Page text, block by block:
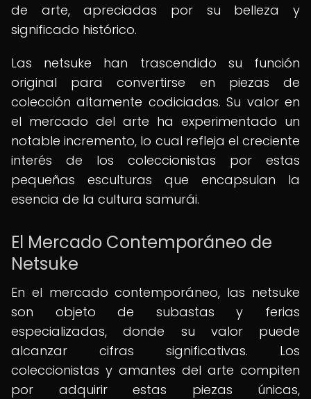
de arte, apreciadas por su belleza y
significado histórico.
Las netsuke han trascendido su función
original para convertirse en piezas de
colección altamente codiciadas. Su valor en
el mercado del arte ha experimentado un
notable incremento, lo cual refleja el creciente
interés de los coleccionistas por estas
pequeñas esculturas que encapsulan la
esencia de la cultura samurái.
El Mercado Contemporáneo de
Netsuke
En el mercado contemporáneo, las netsuke
son objeto de subastas y ferias
especializadas, donde su valor puede
alcanzar cifras significativas. Los
coleccionistas y amantes del arte compiten
por adquirir estas piezas únicas,